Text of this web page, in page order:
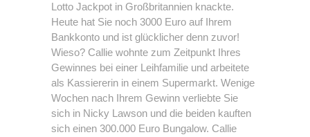
Lotto Jackpot in Großbritannien knackte.
Heute hat Sie noch 3000 Euro auf Ihrem
Bankkonto und ist glücklicher denn zuvor!
Wieso? Callie wohnte zum Zeitpunkt Ihres
Gewinnes bei einer Leihfamilie und arbeitete
als Kassiererin in einem Supermarkt. Wenige
Wochen nach Ihrem Gewinn verliebte Sie
sich in Nicky Lawson und die beiden kauften
sich einen 300.000 Euro Bungalow. Callie